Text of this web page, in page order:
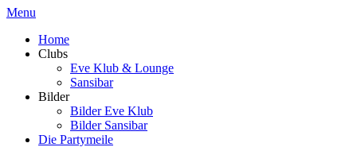
Menu
Home
Clubs
Eve Klub & Lounge
Sansibar
Bilder
Bilder Eve Klub
Bilder Sansibar
Die Partymeile